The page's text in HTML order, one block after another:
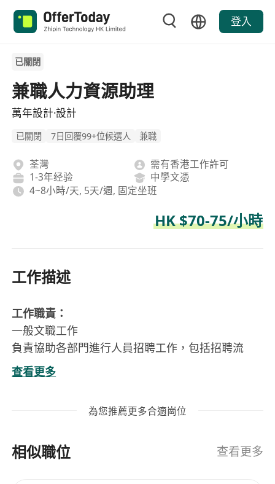
登入
已關閉
兼職人力資源助理
萬年設計·設計
已關閉 7日回覆99+位候選人 兼職
荃灣
需有香港工作許可
1-3年经验
中學文憑
4~8小時/天, 5天/週, 固定坐班
HK $70-75/小時
工作描述
工作職責：
一般文職工作
負責協助各部門進行人員招聘工作，包括招聘流
程、面試記錄與篩選推薦等
完成上級交代的其他事務
中六或以上學歷 具備1年或以上人力資源管理工作
操流利廣東話及普通話，懂英語更佳
查看更多
為您推薦更多合適崗位
相似職位 查看更多